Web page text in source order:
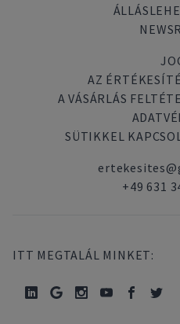
AZ
A VÁSÁRLÁS
SÜTIKKEL
+49 631
ITT MEGTALÁL MINKET: